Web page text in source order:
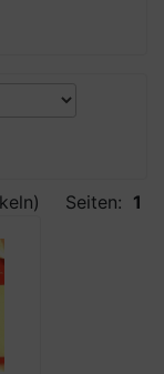
Seiten: 1